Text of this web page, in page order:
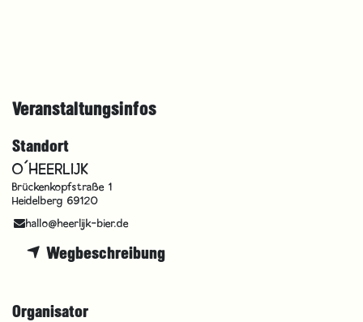
Veranstaltungsinfos
Standort
O´HEERLIJK
Brückenkopfstraße 1
Heidelberg 69120
hallo@heerlijk-bier.de
Wegbeschreibung
Organisator